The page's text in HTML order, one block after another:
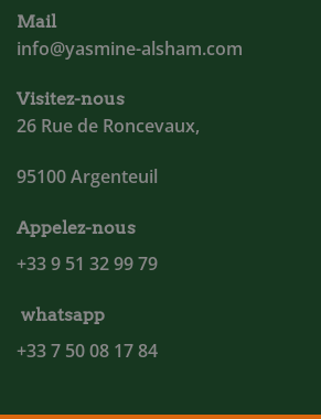
Mail
info@yasmine-alsham.com
Visitez-nous
26 Rue de Roncevaux,
95100 Argenteuil
Appelez-nous
+33 9 51 32 99 79
whatsapp
+33 7 50 08 17 84